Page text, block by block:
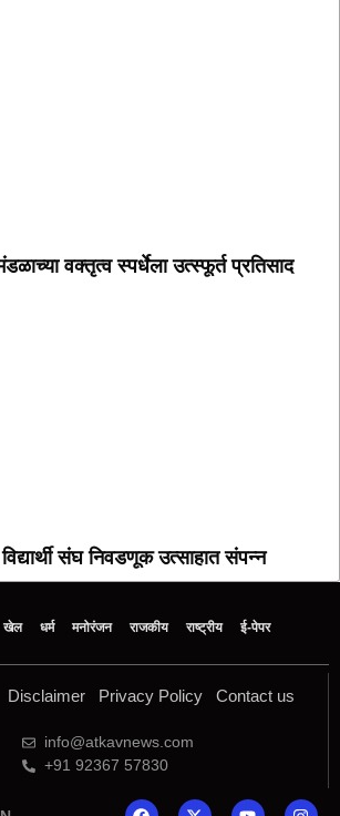
वक्तृत्व स्पर्धेला उत्स्फूर्त प्रतिसाद
संघ निवडणूक उत्साहात संपन्न
खेल धर्म मनोरंजन राजकीय राष्ट्रीय ई-पेपर
Disclaimer Privacy Policy Contact us
info@atkavnews.com
+91 92367 57830